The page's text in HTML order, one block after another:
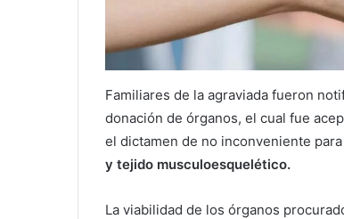
Familiares de la agraviada fueron
donación de órganos, el cual fue
el dictamen de no inconveniente
y tejido musculoesquelético.
La viabilidad de los órganos